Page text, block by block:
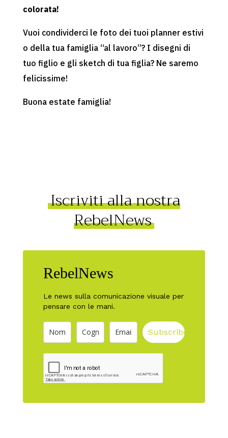
colorata!
Vuoi condividerci le foto dei tuoi planner estivi
o della tua famiglia “al lavoro”? I disegni di
tuo figlio e gli sketch di tua figlia? Ne saremo
felicissime!
Buona estate famiglia!
Iscriviti alla nostra
RebelNews
RebelNews
Le news sulla comunicazione visuale per
pensare con le mani.
Subscribe